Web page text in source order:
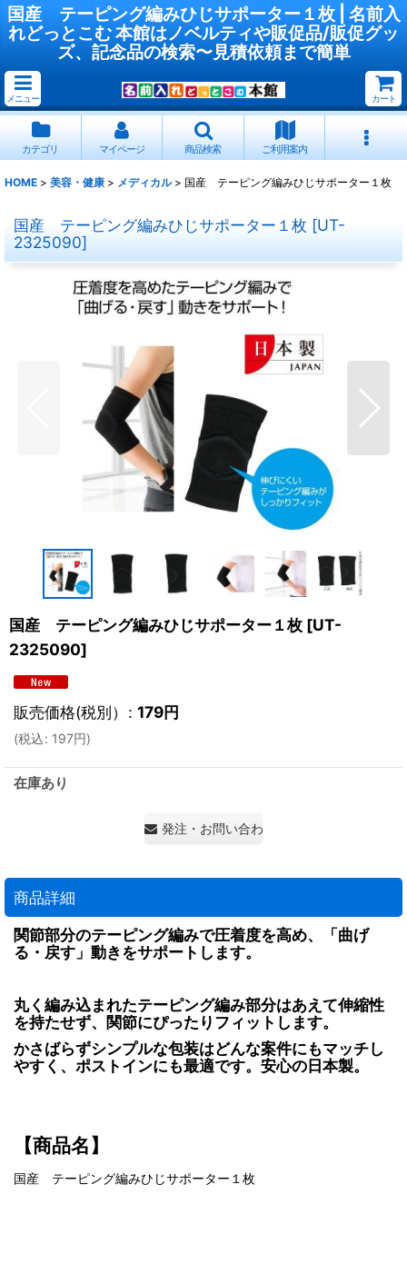
国産 テーピング編みひじサポーター１枚 | 名前入
れどっとこむ 本館はノベルティや販促品/販促グッ
ズ、記念品の検索〜見積依頼まで簡単
メニュー カート
カテゴリ マイページ 商品検索 ご利用案内
HOME > 美容・健康 > メディカル > 国産 テーピング編みひじサポーター１枚
国産 テーピング編みひじサポーター１枚 [UT-
2325090]
国産 テーピング編みひじサポーター１枚 [UT-
2325090]
販売価格(税別） : 179円
(税込: 197円)
在庫あり
発注・お問い合わせ・見積もり依頼
商品詳細
関節部分のテーピング編みで圧着度を高め、「曲げ
る・戻す」動きをサポートします。
丸く編み込まれたテーピング編み部分はあえて伸縮性
を持たせず、関節にぴったりフィットします。
かさばらずシンプルな包装はどんな案件にもマッチし
やすく、ポストインにも最適です。安心の日本製。
【商品名】
国産 テーピング編みひじサポーター１枚